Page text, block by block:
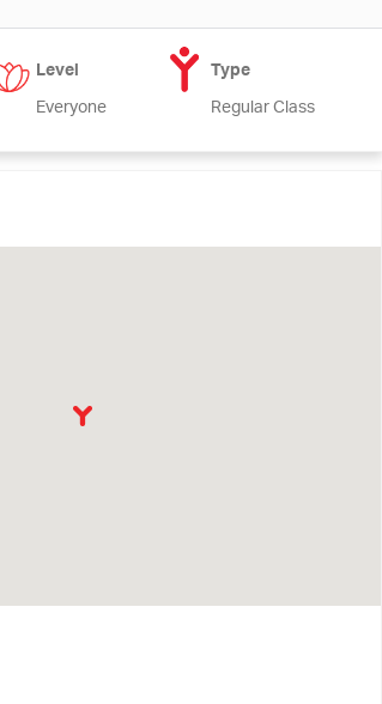
Level
Everyone
Type
Regular Class